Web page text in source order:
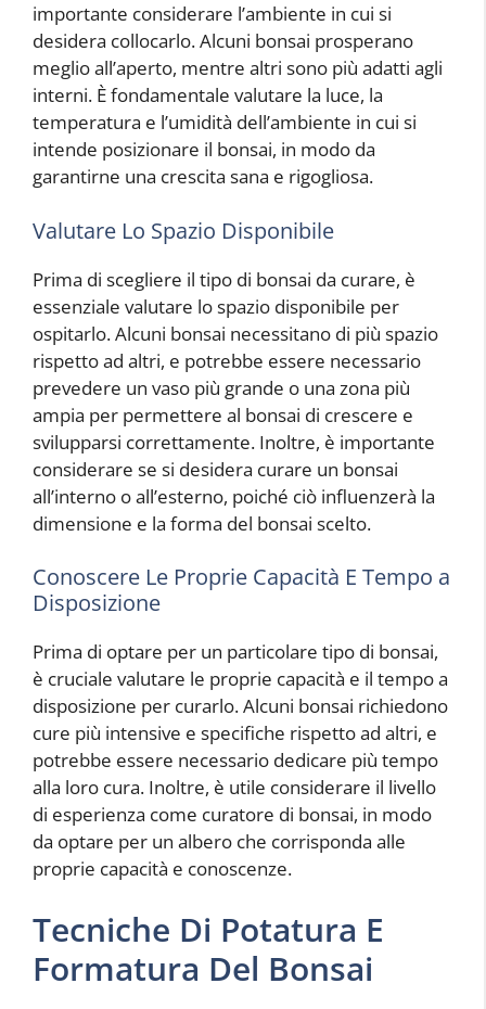
importante considerare l’ambiente in cui si
desidera collocarlo. Alcuni bonsai prosperano
meglio all’aperto, mentre altri sono più adatti agli
interni. È fondamentale valutare la luce, la
temperatura e l’umidità dell’ambiente in cui si
intende posizionare il bonsai, in modo da
garantirne una crescita sana e rigogliosa.
Valutare Lo Spazio Disponibile
Prima di scegliere il tipo di bonsai da curare, è
essenziale valutare lo spazio disponibile per
ospitarlo. Alcuni bonsai necessitano di più spazio
rispetto ad altri, e potrebbe essere necessario
prevedere un vaso più grande o una zona più
ampia per permettere al bonsai di crescere e
svilupparsi correttamente. Inoltre, è importante
considerare se si desidera curare un bonsai
all’interno o all’esterno, poiché ciò influenzerà la
dimensione e la forma del bonsai scelto.
Conoscere Le Proprie Capacità E Tempo a
Disposizione
Prima di optare per un particolare tipo di bonsai,
è cruciale valutare le proprie capacità e il tempo a
disposizione per curarlo. Alcuni bonsai richiedono
cure più intensive e specifiche rispetto ad altri, e
potrebbe essere necessario dedicare più tempo
alla loro cura. Inoltre, è utile considerare il livello
di esperienza come curatore di bonsai, in modo
da optare per un albero che corrisponda alle
proprie capacità e conoscenze.
Tecniche Di Potatura E
Formatura Del Bonsai